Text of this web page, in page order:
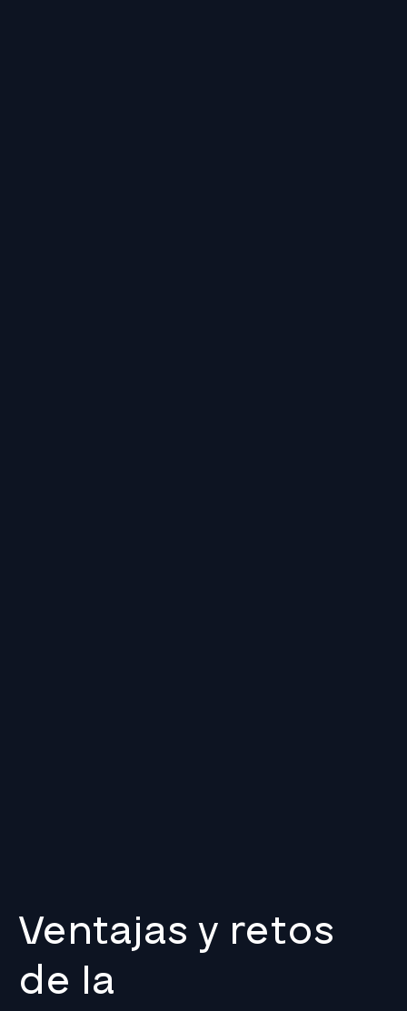
Ventajas y retos
de la